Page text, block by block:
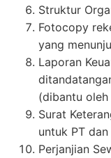
Struktur
Fotocopy
yang
Laporan
(dibantu
Surat
untuk PT
Perjanjian